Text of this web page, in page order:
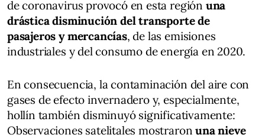
de coronavirus provocó en esta región una
drástica disminución del transporte de
pasajeros y mercancías, de las emisiones
industriales y del consumo de energía en 2020.
En consecuencia, la contaminación del aire con
gases de efecto invernadero y, especialmente,
hollín también disminuyó significativamente:
Observaciones satelitales mostraronuna nieve